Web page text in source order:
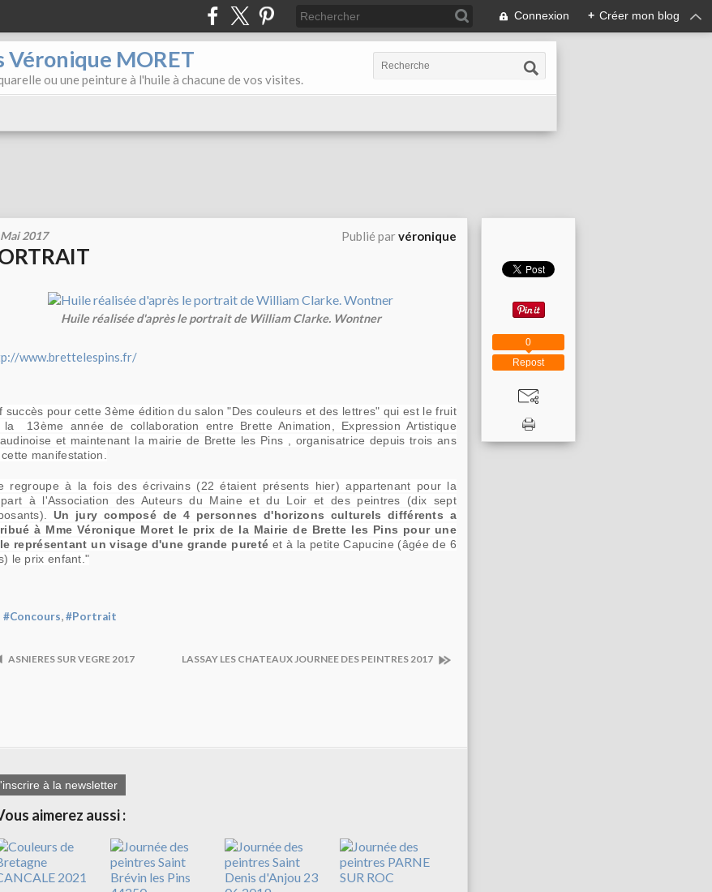
Connexion + Créer mon blog
MORET
ou une peinture à l'huile à chacune de vos visites.
2017 Publié parvéronique
Huile réalisée d'après le portrait de William Clarke. Wontner
www.brettelespins.fr/
succès pour cette 3ème édition du salon "Des couleurs et des lettres" qui est le fruit
la 13ème année de collaboration entre Brette Animation, Expression Artistique
et maintenant la mairie de Brette les Pins , organisatrice depuis trois ans
manifestation.
regroupe à la fois des écrivains (22 étaient présents hier) appartenant pour la
à l'Association des Auteurs du Maine et du Loir et des peintres (dix sept
Un jury composé de 4 personnes d'horizons culturels différents a
à Mme Véronique Moret le prix de la Mairie de Brette les Pins pour une
représentant un visage d'une grande pureté et à la petite Capucine (âgée de 6
le prix enfant."
#Concours,#Portrait
ASNIERES SUR VEGRE 2017 LASSAY LES CHATEAUX JOURNEE DES PEINTRES 2017
à la newsletter
aimerez aussi :
Repost
0